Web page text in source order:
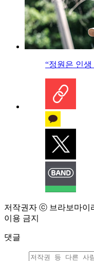
“정원은 인생
저작권자 ⓒ 브라보마이
이용 금지
댓글